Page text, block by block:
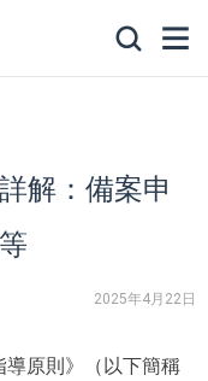
解：備案申
2025年4月22日
原則》（以下簡稱